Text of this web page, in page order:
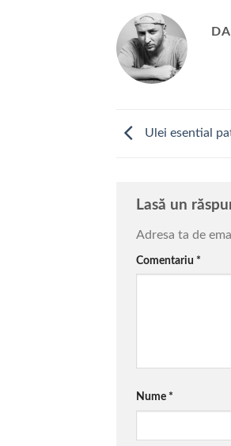
Ulei esential
Lasă un
Adresa ta de
Comentariu *
Nume *